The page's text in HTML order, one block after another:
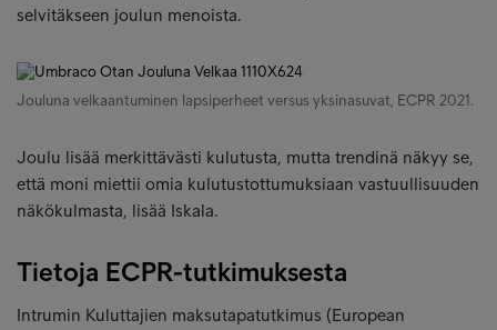
selvitäkseen joulun menoista.
Jouluna velkaantuminen lapsiperheet versus yksinasuvat, ECPR 2021.
Joulu lisää merkittävästi kulutusta, mutta trendinä näkyy se,
että moni miettii omia kulutustottumuksiaan vastuullisuuden
näkökulmasta, lisää Iskala.
Tietoja ECPR-tutkimuksesta
Intrumin Kuluttajien maksutapatutkimus (European